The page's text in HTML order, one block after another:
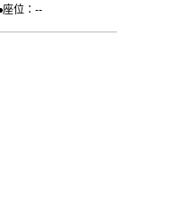
座位：--